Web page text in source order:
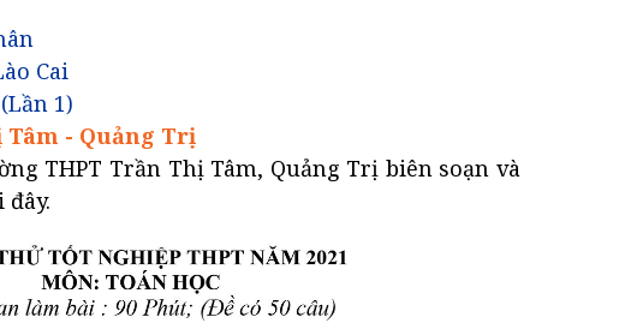
Cai
1)
Tâm - Quảng Trị​​​​​​​
THPT Trần Thị Tâm, Quảng Trị biên soạn và